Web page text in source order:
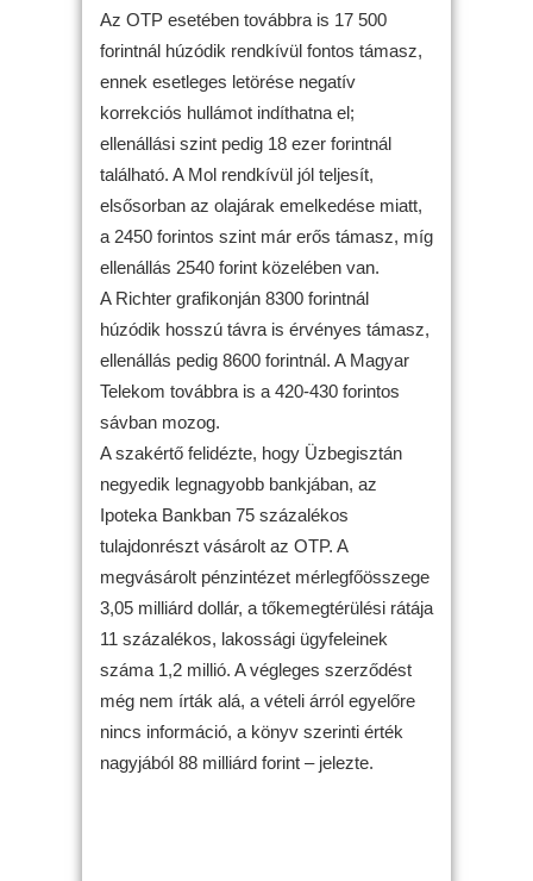
Az OTP esetében továbbra is 17 500
forintnál húzódik rendkívül fontos támasz,
ennek esetleges letörése negatív
korrekciós hullámot indíthatna el;
ellenállási szint pedig 18 ezer forintnál
található. A Mol rendkívül jól teljesít,
elsősorban az olajárak emelkedése miatt,
a 2450 forintos szint már erős támasz, míg
ellenállás 2540 forint közelében van.
A Richter grafikonján 8300 forintnál
húzódik hosszú távra is érvényes támasz,
ellenállás pedig 8600 forintnál. A Magyar
Telekom továbbra is a 420-430 forintos
sávban mozog.
A szakértő felidézte, hogy Üzbegisztán
negyedik legnagyobb bankjában, az
Ipoteka Bankban 75 százalékos
tulajdonrészt vásárolt az OTP. A
megvásárolt pénzintézet mérlegfőösszege
3,05 milliárd dollár, a tőkemegtérülési rátája
11 százalékos, lakossági ügyfeleinek
száma 1,2 millió. A végleges szerződést
még nem írták alá, a vételi árról egyelőre
nincs információ, a könyv szerinti érték
nagyjából 88 milliárd forint – jelezte.